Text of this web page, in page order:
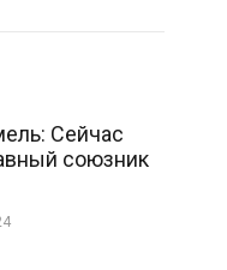
Сейчас
союзник